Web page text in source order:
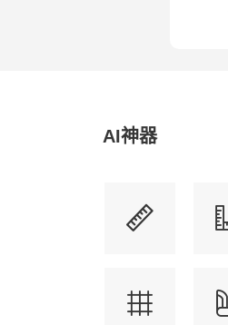
AI神器